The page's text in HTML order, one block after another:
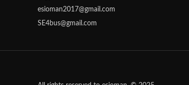
esioman2017@gmail.com
SE4bus@gmail.com